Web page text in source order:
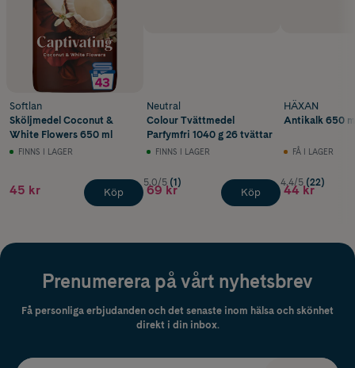
Softlan
Sköljmedel Coconut &
White Flowers 650 ml
FINNS I LAGER
45 kr Köp
Neutral
Colour Tvättmedel
Parfymfri 1040 g 26 tvättar
FINNS I LAGER
5.0/5 (1)
69 kr Köp
HÄXAN
Antikalk 650
FÅ I LAGER
4.4/5 (22)
44 kr
Prenumerera på vårt nyhetsbrev
Få personliga erbjudanden och det senaste inom hälsa och skönhet
direkt i din inbox.